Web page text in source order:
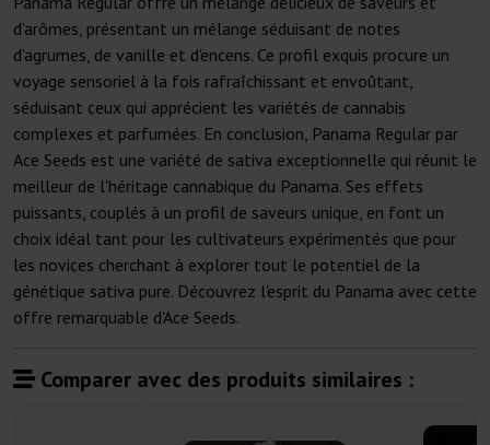
d'arômes, présentant un mélange séduisant de notes
d'agrumes, de vanille et d'encens. Ce profil exquis procure un
voyage sensoriel à la fois rafraîchissant et envoûtant,
séduisant ceux qui apprécient les variétés de cannabis
complexes et parfumées. En conclusion, Panama Regular par
Ace Seeds est une variété de sativa exceptionnelle qui réunit le
meilleur de l'héritage cannabique du Panama. Ses effets
puissants, couplés à un profil de saveurs unique, en font un
choix idéal tant pour les cultivateurs expérimentés que pour
les novices cherchant à explorer tout le potentiel de la
génétique sativa pure. Découvrez l'esprit du Panama avec cette
offre remarquable d'Ace Seeds.
Comparer avec des produits similaires :